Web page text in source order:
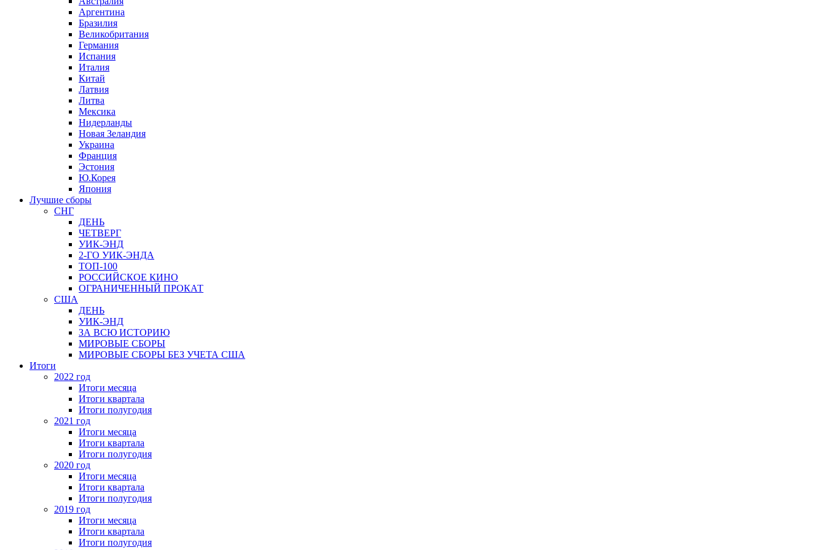
Аргентина
Бразилия
Великобритания
Германия
Испания
Италия
Китай
Латвия
Литва
Мексика
Нидерланды
Новая Зеландия
Украина
Франция
Эстония
Ю.Корея
Япония
Лучшие сборы
СНГ
ДЕНЬ
ЧЕТВЕРГ
УИК-ЭНД
2-ГО УИК-ЭНДА
ТОП-100
РОССИЙСКОЕ КИНО
ОГРАНИЧЕННЫЙ ПРОКАТ
США
ДЕНЬ
УИК-ЭНД
ЗА ВСЮ ИСТОРИЮ
МИРОВЫЕ СБОРЫ
МИРОВЫЕ СБОРЫ БЕЗ УЧЕТА США
Итоги
2022 год
Итоги месяца
Итоги квартала
Итоги полугодия
2021 год
Итоги месяца
Итоги квартала
Итоги полугодия
2020 год
Итоги месяца
Итоги квартала
Итоги полугодия
2019 год
Итоги месяца
Итоги квартала
Итоги полугодия